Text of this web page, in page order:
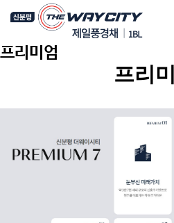
프리미엄
프리